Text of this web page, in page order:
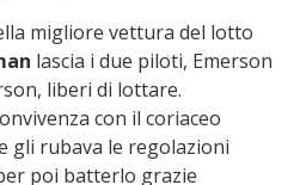
migliore vettura del lotto
lascia i due piloti, Emerson
liberi di lottare.
con il coriaceo
gli rubava le regolazioni
poi batterlo grazie